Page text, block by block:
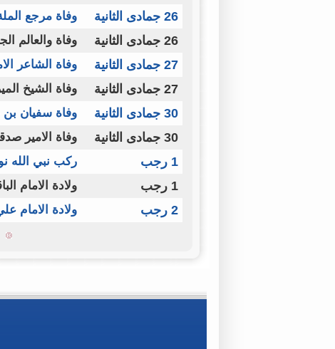
26 جمادى الثانية وفاة مرجع
26 جمادى الثانية وفاة والعالم
27 جمادى الثانية وفاة الشاعر
27 جمادى الثانية وفاة الشيخ
30 جمادى الثانية وفاة سفيان بن
30 جمادى الثانية وفاة الامير
1 رجب ركب نبي الله
1 رجب ولادة الامام
2 رجب ولادة الامام